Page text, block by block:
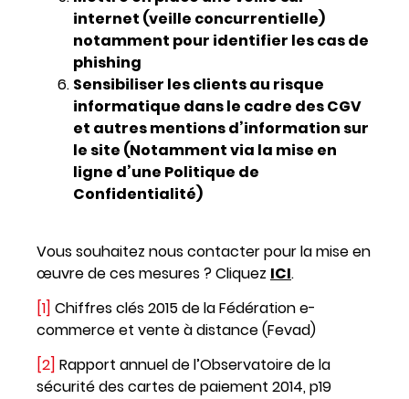
internet (veille concurrentielle)
notamment pour identifier les cas de
phishing
Sensibiliser les clients au risque
informatique dans le cadre des CGV
et autres mentions d’information sur
le site (Notamment via la mise en
ligne d’une Politique de
Confidentialité)
Vous souhaitez nous contacter pour la mise en
œuvre de ces mesures ? Cliquez ICI.
[1] Chiffres clés 2015 de la Fédération e-
commerce et vente à distance (Fevad)
[2] Rapport annuel de l’Observatoire de la
sécurité des cartes de paiement 2014, p19